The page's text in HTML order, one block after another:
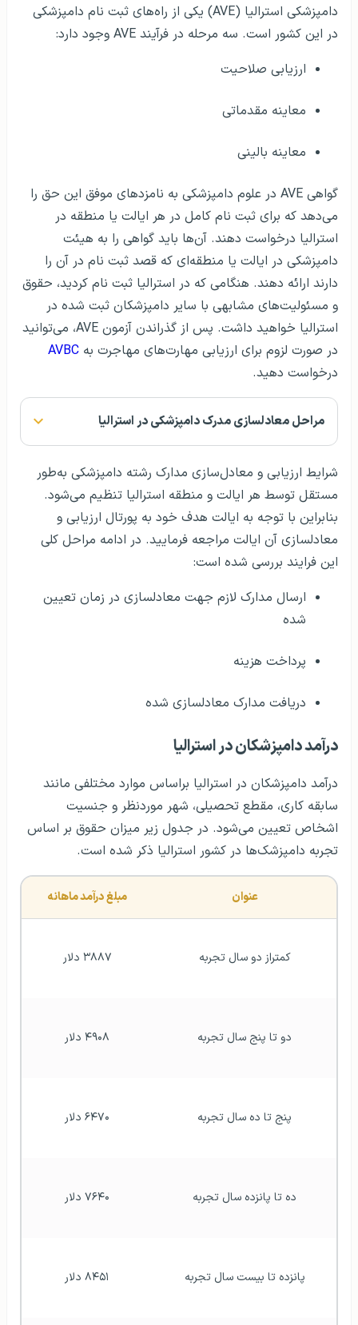
دامپزشکی استرالیا (AVE) یکی از راه‌های ثبت نام دامپزشکی
در این کشور است. سه مرحله در فرآیند AVE وجود دارد:
ارزیابی صلاحیت
معاینه مقدماتی
معاینه بالینی
گواهی AVE در علوم دامپزشکی به نامزدهای موفق این حق را
می‌دهد که برای ثبت نام کامل در هر ایالت یا منطقه در
استرالیا درخواست دهند. آن‌ها باید گواهی را به هیئت
دامپزشکی در ایالت یا منطقه‌ای که قصد ثبت نام در آن را
دارند ارائه دهند. هنگامی که در استرالیا ثبت نام کردید، حقوق
و مسئولیت‌های مشابهی با سایر دامپزشکان ثبت شده در
استرالیا خواهید داشت. پس از گذراندن آزمون AVE، می‌توانید
در صورت لزوم برای ارزیابی مهارت‌های مهاجرت به AVBC
درخواست دهید.
مراحل معادلسازی مدرک دامپزشکی در استرالیا
شرایط ارزیابی و معادل‌سازی مدارک رشته دامپزشکی به‌طور
مستقل توسط هر ایالت و منطقه استرالیا تنظیم می‌شود.
بنابراین با توجه به ایالت هدف خود به پورتال ارزیابی و
معادلسازی آن ایالت مراجعه فرمایید. در ادامه مراحل کلی
این فرایند بررسی شده است:
ارسال مدارک لازم جهت معادلسازی در زمان تعیین
شده
پرداخت هزینه
دریافت مدارک معادلسازی شده
درآمد دامپزشکان در استرالیا
درآمد دامپزشکان در استرالیا براساس موارد مختلفی مانند
سابقه کاری‌، مقطع تحصیلی، شهر موردنظر و جنسیت
اشخاص تعیین می‌شود. در جدول زیر میزان حقوق بر ‌اساس
تجربه دامپزشک‌ها در کشور استرالیا ذکر شده‌ است.
عنوان مبلغ درآمد ماهانه
کمتراز دو سال تجربه ۳۸۸۷ دلار
دو تا پنج سال تجربه ۴۹۰۸ دلار
پنج تا ده سال تجربه ۶۴۷۰ دلار
ده تا پانزده سال تجربه ۷۶۴۰ دلار
پانزده تا بیست سال تجربه ۸۴۵۱ دلار